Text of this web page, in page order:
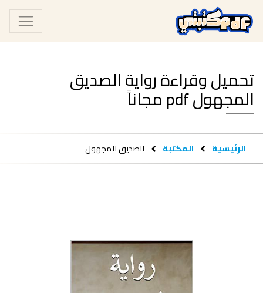
تحميل وقراءة رواية الصديق
المجهول pdf مجاناً
الرئيسية المكتبة الصديق المجهول